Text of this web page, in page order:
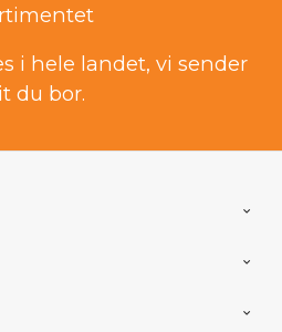
i hele landet, vi sender
du bor.